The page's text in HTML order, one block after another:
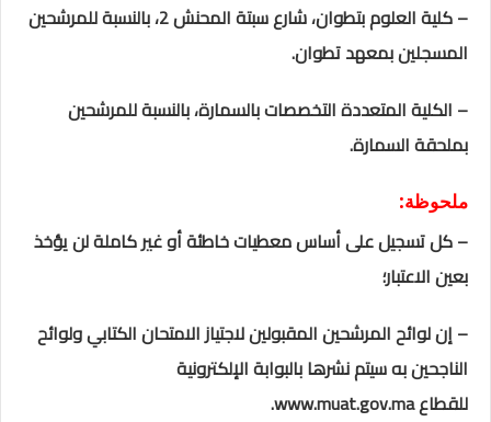
– كلية العلوم بتطوان، شارع سبتة المحنش 2، بالنسبة للمرشحين
المسجلين بمعهد تطوان.
– الكلية المتعددة التخصصات بالسمارة، بالنسبة للمرشحين
بملحقة السمارة.
ملحوظة:
–كل تسجيل على أساس معطيات خاطئة أو غير كاملة لن يؤخذ
بعين الاعتبار؛
– إن لوائح المرشحين المقبولين لاجتياز الامتحان الكتابي ولوائح
الناجحين به سيتم نشرها بالبوابة الإلكترونية
للقطاع www.muat.gov.ma.